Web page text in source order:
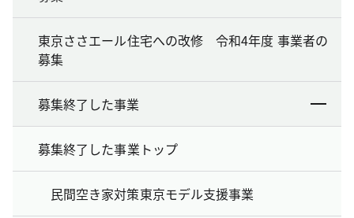
東京ささエール住宅への改修 令和4年度 事業者の
募集
募集終了した事業
募集終了した事業トップ
民間空き家対策東京モデル支援事業